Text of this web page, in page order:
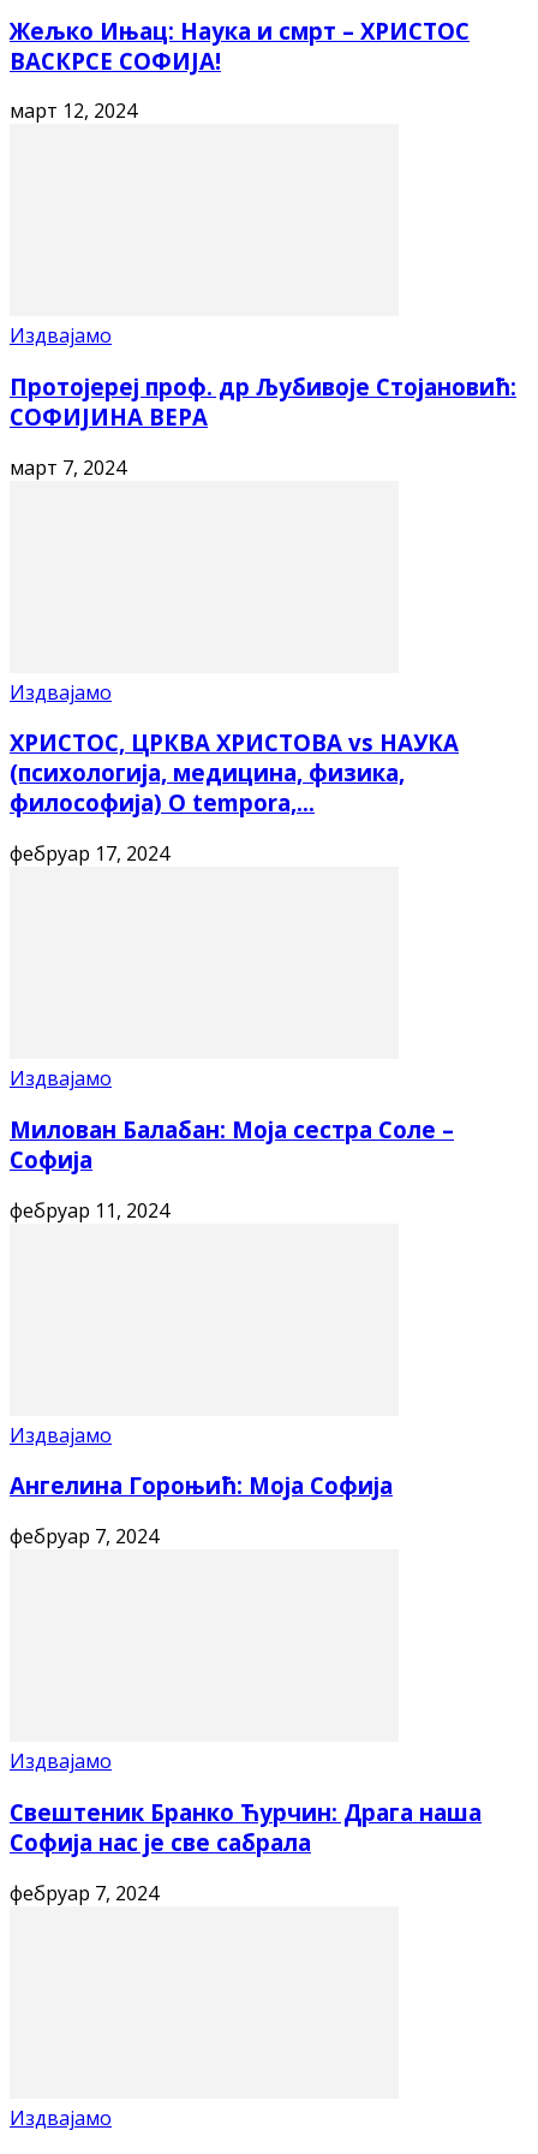
Жељко Ињац: Наука и смрт – ХРИСТОС
ВАСКРСЕ СОФИЈА!
март 12, 2024
Издвајамо
Протојереј проф. др Љубивоје Стојановић:
СОФИЈИНА ВЕРА
март 7, 2024
Издвајамо
ХРИСТОС, ЦРКВА ХРИСТОВА vs НАУКА
(психологија, медицина, физика,
философија) O tempora,...
фебруар 17, 2024
Издвајамо
Милован Балабан: Моја сестра Соле –
Софија
фебруар 11, 2024
Издвајамо
Ангелина Гороњић: Моја Софија
фебруар 7, 2024
Издвајамо
Свештеник Бранко Ћурчин: Драга наша
Софија нас је све сабрала
фебруар 7, 2024
Издвајамо